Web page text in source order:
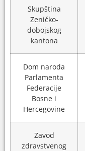
Skupština
Zeničko-
dobojskog
kantona
Dom naroda
Parlamenta
Federacije
Bosne i
Hercegovine
Zavod
zdravstvenog